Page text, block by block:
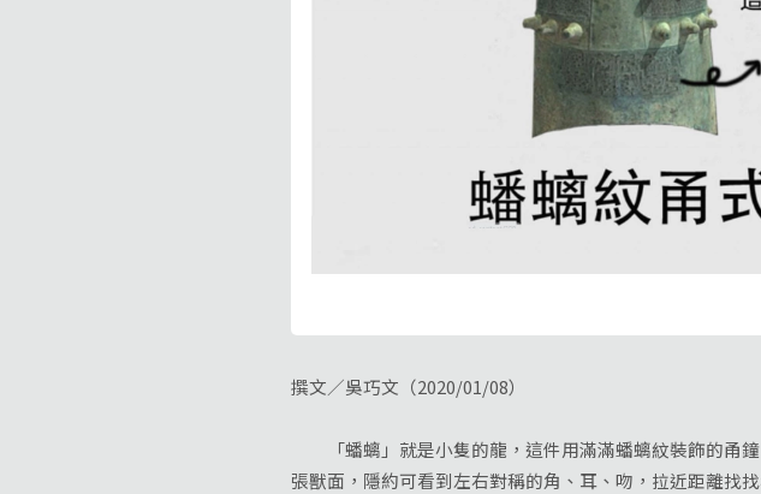
撰文／吳巧文（2020/01/08）
「蟠螭」就是小隻的龍，這件用滿滿蟠螭紋裝飾的甬鐘
張獸面，隱約可看到左右對稱的角、耳、吻，拉近距離找找